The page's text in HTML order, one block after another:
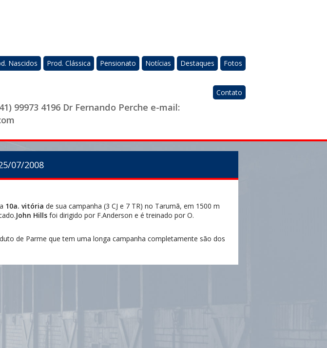
Nascidos Prod. Clássica Pensionato Notícias Destaques Fotos
Contato
99973 4196 Dr Fernando Perche e-mail:
07/2008
10a. vitória de sua campanha (3 CJ e 7 TR) no Tarumã, em 1500 m
John Hills foi dirigido por F.Anderson e é treinado por O.
de Parme que tem uma longa campanha completamente são dos